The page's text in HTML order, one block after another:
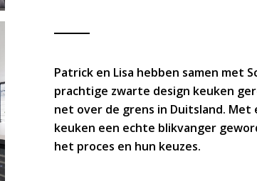
Patrick en Lisa hebben samen met
prachtige zwarte design keuken
net over de grens in Duitsland.
keuken een echte blikvanger
het proces en hun keuzes.